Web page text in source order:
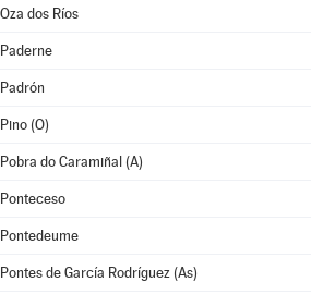
Oza dos Ríos
Paderne
Padrón
Pino (O)
Pobra do Caramiñal (A)
Ponteceso
Pontedeume
Pontes de García Rodríguez (As)